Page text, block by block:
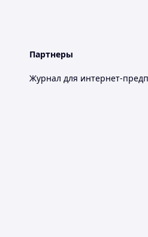
Партнеры
Журнал для интернет-